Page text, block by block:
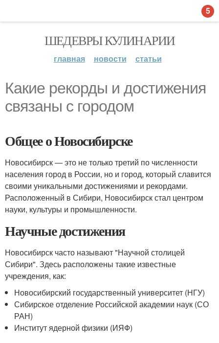
ШЕДЕВРЫ КУЛИНАРИИ
главная новости статьи
Какие рекорды и достижения
связаны с городом
Общее о Новосибирске
Новосибирск — это не только третий по численности
населения город в России, но и город, который славится
своими уникальными достижениями и рекордами.
Расположенный в Сибири, Новосибирск стал центром
науки, культуры и промышленности.
Научные достижения
Новосибирск часто называют "Научной столицей
Сибири". Здесь расположены такие известные
учреждения, как:
Новосибирский государственный университет (НГУ)
Сибирское отделение Российской академии наук (СО
РАН)
Институт ядерной физики (ИЯФ)
5